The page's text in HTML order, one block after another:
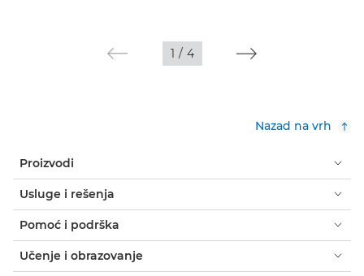
1 / 4
Nazad na vrh
Proizvodi
Usluge i rešenja
Pomoć i podrška
Učenje i obrazovanje